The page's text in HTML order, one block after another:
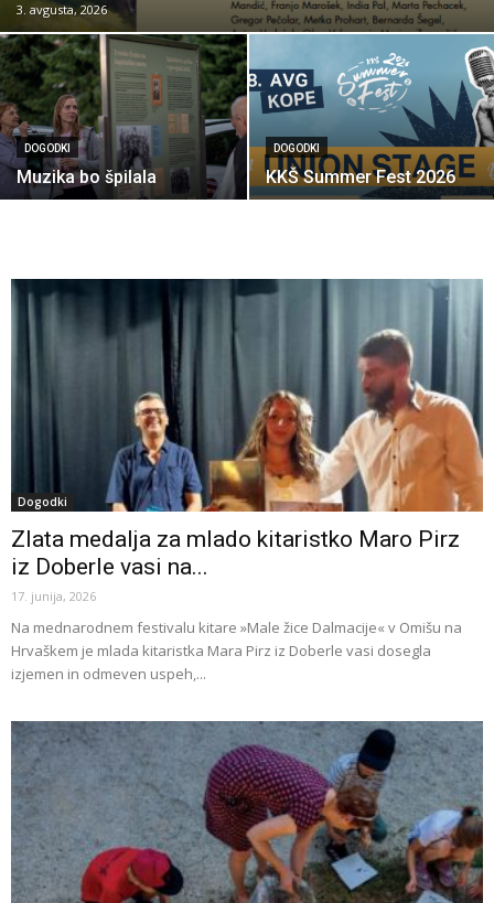
3. avgusta, 2026
DOGODKI
Muzika bo špilala
DOGODKI
KKŠ Summer Fest 2026
Dogodki
Zlata medalja za mlado kitaristko Maro Pirz
iz Doberle vasi na...
17. junija, 2026
Na mednarodnem festivalu kitare »Male žice Dalmacije« v Omišu na
Hrvaškem je mlada kitaristka Mara Pirz iz Doberle vasi dosegla
izjemen in odmeven uspeh,...